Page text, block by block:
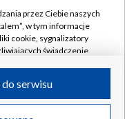
w likwidacji
przez Ciebie naszych
w tym informacje
cookie, sygnalizatory
świadczenie
przez Ciebie
serwisu